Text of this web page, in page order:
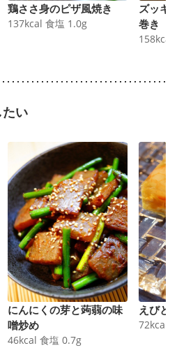
鶏ささ身のピザ風焼き
137kcal 食塩 1.0g
ズッキ
巻き
158kcal
い
にんにくの芽と蒟蒻の味
噌炒め
46kcal 食塩 0.7g
えびと
72kcal